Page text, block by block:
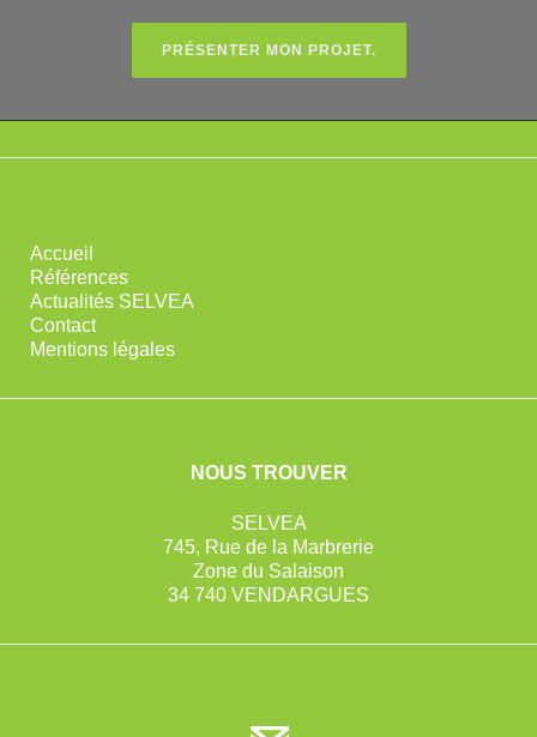
PRÉSENTER MON PROJET.
Accueil
Références
Actualités SELVEA
Contact
Mentions légales
NOUS TROUVER
SELVEA
745, Rue de la Marbrerie
Zone du Salaison
34 740 VENDARGUES